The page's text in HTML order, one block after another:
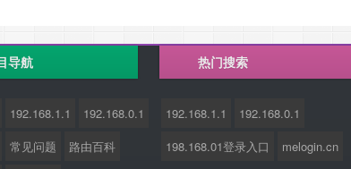
导航
192.168.1.1
192.168.0.1
常见问题 路由百科
热门搜索
192.168.1.1
192.168.0.1
198.168.01登录入口
melogin.cn